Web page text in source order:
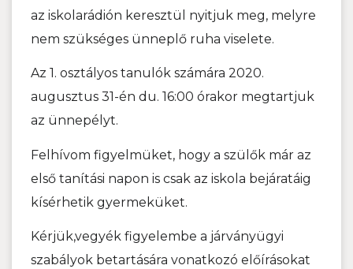
az iskolarádión keresztül nyitjuk meg, melyre
nem szükséges ünneplő ruha viselete.
Az 1. osztályos tanulók számára 2020.
augusztus 31-én du. 16:00 órakor megtartjuk
az ünnepélyt.
Felhívom figyelmüket, hogy a szülők már az
első tanítási napon is csak az iskola bejáratáig
kísérhetik gyermeküket.
Kérjük,vegyék figyelembe a járványügyi
szabályok betartására vonatkozó előírásokat